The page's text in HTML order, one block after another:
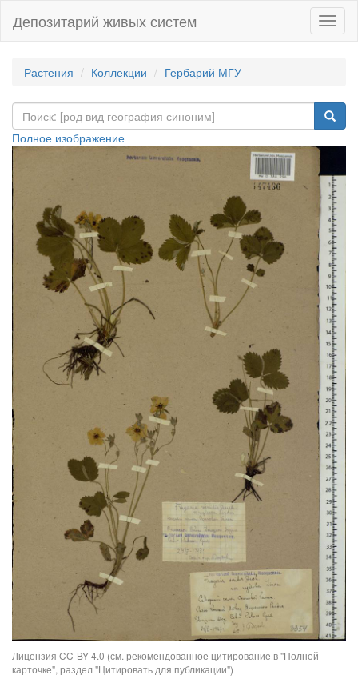
Депозитарий живых систем
Растения Коллекции Гербарий МГУ
Полное изображение
Лицензия CC-BY 4.0 (см. рекомендованное цитирование в "Полной
карточке", раздел "Цитировать для публикации")